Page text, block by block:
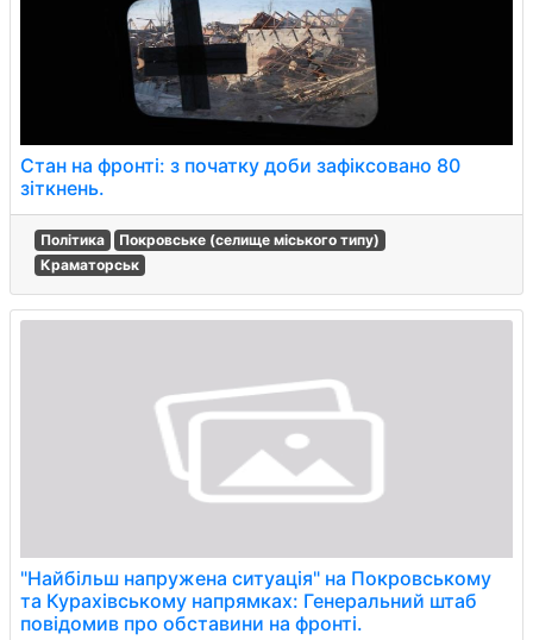
Стан на фронті: з початку доби зафіксовано 80
зіткнень.
Політика
Покровське (селище міського типу)
Краматорськ
"Найбільш напружена ситуація" на Покровському
та Курахівському напрямках: Генеральний штаб
повідомив про обставини на фронті.